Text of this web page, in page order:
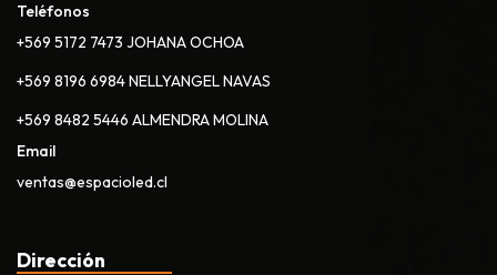
Teléfonos
+569 5172 7473 JOHANA OCHOA
+569 8196 6984 NELLYANGEL NAVAS
+569 8482 5446 ALMENDRA MOLINA
Email
ventas@espacioled.cl
Dirección